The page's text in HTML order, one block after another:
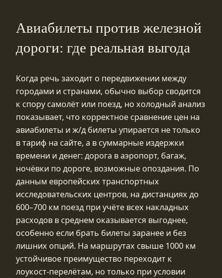
Авиабилеты против железной
дороги: где реальная выгода
Когда речь заходит о передвижении между
городами и странами, обычно выбор сводится
к спору самолёт или поезд, но холодный анализ
показывает, что корректное сравнение цен на
авиабилеты и ж/д билеты упирается не только
в тариф на сайте, а в суммарные издержки
времени и денег: дорога в аэропорт, багаж,
ночёвки по дороге, возможные опоздания. По
данным европейских транспортных
исследовательских центров, на дистанциях до
600–700 км поезд при учёте всех накладных
расходов в среднем оказывается выгоднее,
особенно если брать билеты заранее и без
лишних опций. На маршрутах свыше 1000 км
устойчивое преимущество переходит к
лоукост-перелётам, но только при условии